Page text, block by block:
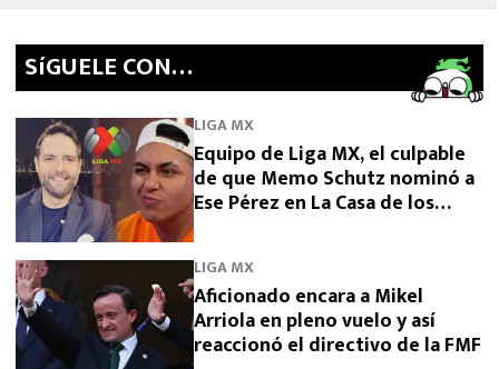
SíGUELE CON…
LIGA MX
Equipo de Liga MX, el culpable
de que Memo Schutz nominó a
Ese Pérez en La Casa de los
LIGA MX
Aficionado encara a Mikel
Arriola en pleno vuelo y así
reaccionó el directivo de la FMF